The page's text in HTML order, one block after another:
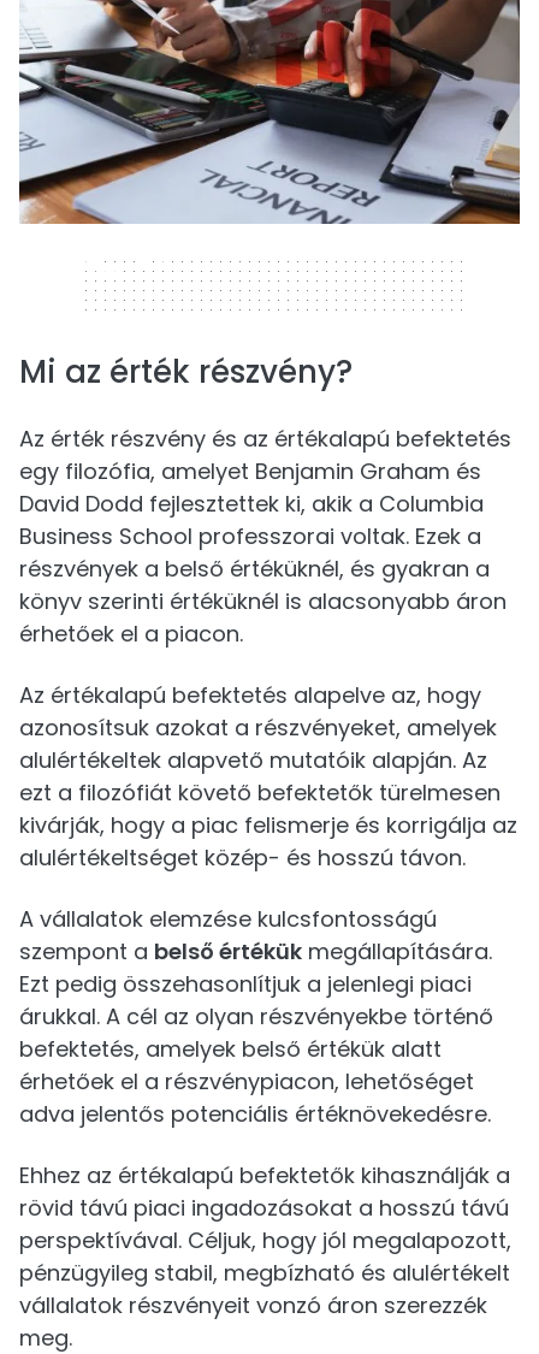
320 x 50
Mi az érték részvény?
Az érték részvény és az értékalapú befektetés
egy filozófia, amelyet Benjamin Graham és
David Dodd fejlesztettek ki, akik a Columbia
Business School professzorai voltak. Ezek a
részvények a belső értéküknél, és gyakran a
könyv szerinti értéküknél is alacsonyabb áron
érhetőek el a piacon.
Az értékalapú befektetés alapelve az, hogy
azonosítsuk azokat a részvényeket, amelyek
alulértékeltek alapvető mutatóik alapján. Az
ezt a filozófiát követő befektetők türelmesen
kivárják, hogy a piac felismerje és korrigálja az
alulértékeltséget közép- és hosszú távon.
A vállalatok elemzése kulcsfontosságú
szempont a belső értékük megállapítására.
Ezt pedig összehasonlítjuk a jelenlegi piaci
árukkal. A cél az olyan részvényekbe történő
befektetés, amelyek belső értékük alatt
érhetőek el a részvénypiacon, lehetőséget
adva jelentős potenciális értéknövekedésre.
Ehhez az értékalapú befektetők kihasználják a
rövid távú piaci ingadozásokat a hosszú távú
perspektívával. Céljuk, hogy jól megalapozott,
pénzügyileg stabil, megbízható és alulértékelt
vállalatok részvényeit vonzó áron szerezzék
meg.